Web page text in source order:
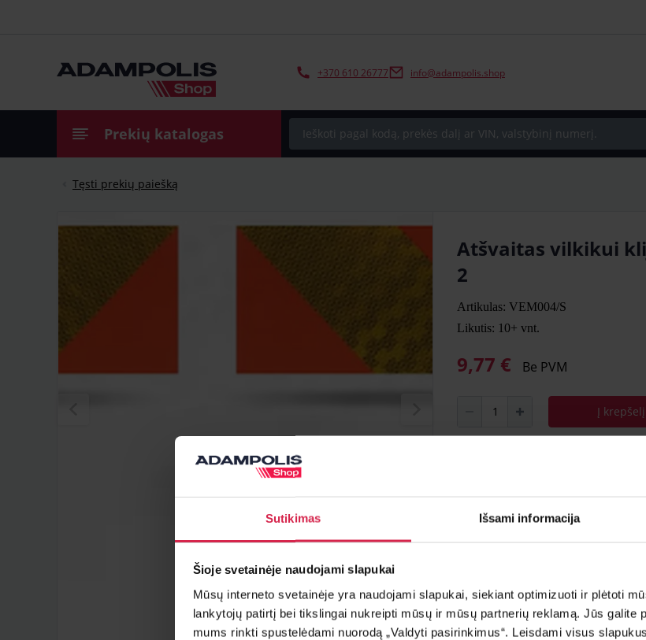
Sutikimas Išsami informacija
Šioje svetainėje naudojami slapukai
Mūsų interneto svetainėje yra naudojami slapukai, siekiant optimizuoti ir plėtoti
lankytojų patirtį bei tikslingai nukreipti mūsų ir mūsų partnerių reklamą. Jūs galite
mums rinkti spustelėdami nuorodą „Valdyti pasirinkimus“. Leisdami visus
+370 610 26777 info@adampolis.shop
Prekių katalogas
Tęsti prekių paiešką
Atšvaitas vilkikui
2
Artikulas: VEM004/S
Likutis: 10+ vnt.
9,77 € Be PVM
Į krepšelį
Teirautis apie prekę